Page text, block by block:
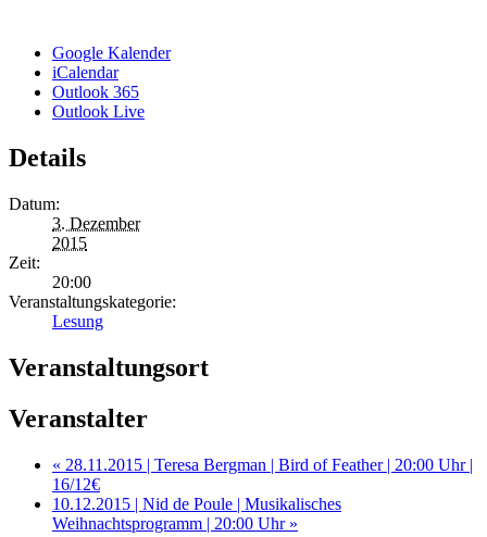
Google Kalender
iCalendar
Outlook 365
Outlook Live
Details
Datum:
3. Dezember
2015
Zeit:
20:00
Veranstaltungskategorie:
Lesung
Veranstaltungsort
Veranstalter
« 28.11.2015 | Teresa Bergman | Bird of Feather | 20:00 Uhr |
16/12€
10.12.2015 | Nid de Poule | Musikalisches
Weihnachtsprogramm | 20:00 Uhr »